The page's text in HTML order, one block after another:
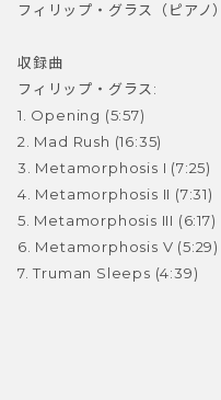
フィリップ・グラス（ピアノ）
収録曲
フィリップ・グラス:
1. Opening (5:57)
2. Mad Rush (16:35)
3. Metamorphosis I (7:25)
4. Metamorphosis II (7:31)
5. Metamorphosis III (6:17)
6. Metamorphosis V (5:29)
7. Truman Sleeps (4:39)